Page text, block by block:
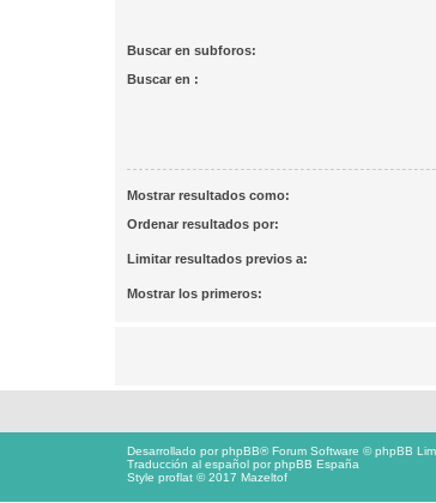
Buscar en subforos:
Buscar en :
Mostrar resultados como:
Ordenar resultados por:
Limitar resultados previos a:
Mostrar los primeros:
Desarrollado porphpBB® Forum Software © phpBB
Traducción al español porphpBB España
Style proflat © 2017 Mazeltof